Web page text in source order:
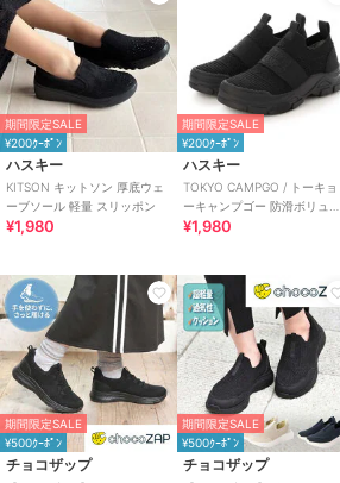
期間限定SALE
¥200ｸｰﾎﾟﾝ
ハスキー
KITSON キットソン 厚底ウェ
ーブソール 軽量 スリッポン
¥1,980
期間限定SALE
¥200ｸｰﾎﾟﾝ
ハスキー
TOKYO CAMPGO / トーキョ
ーキャンプゴー 防滑ボリュー
ムソール 防水スリッポンスニ
¥1,980
期間限定SALE
¥500ｸｰﾎﾟﾝ
チョコザップ
期間限定SALE
¥500ｸｰﾎﾟﾝ
チョコザップ